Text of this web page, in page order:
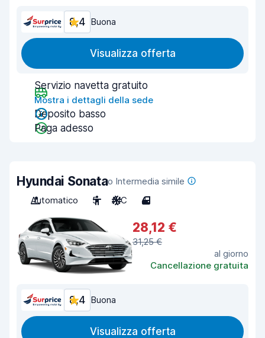
8,4 Buona
Visualizza offerta
Servizio navetta gratuito
Mostra i dettagli della sede
Deposito basso
Paga adesso
Hyundai Sonatao Intermedia simile
Automatico
5 A/C 4
28,12 €
31,25 €
al giorno
Cancellazione gratuita
8,4 Buona
Visualizza offerta